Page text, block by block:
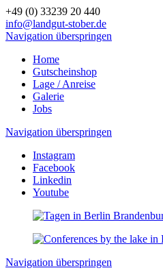
+49 (0) 33239 20 440
info@landgut-stober.de
Navigation überspringen
Home
Gutscheinshop
Lage / Anreise
Galerie
Jobs
Navigation überspringen
Instagram
Facebook
Linkedin
Youtube
Navigation überspringen